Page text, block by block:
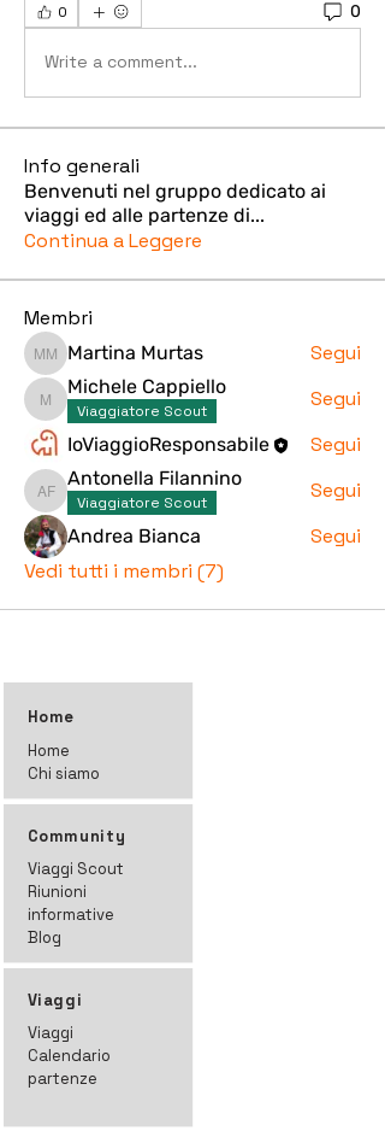
0 0
Write a comment...
Info generali
Benvenuti nel gruppo dedicato ai
viaggi ed alle partenze di...
Continua a Leggere
Membri
Martina Murtas
Martina Murtas Segui
Michele Cappiello
Michele Cappiello
Viaggiatore Scout Segui
IoViaggioResponsabile Segui
Antonella Filannino
Antonella Filannino
Viaggiatore Scout Segui
Andrea Bianca
Segui
Vedi tutti i membri (7)
Home
Home
Chi siamo
Community
Viaggi Scout
Riunioni
informative
Blog
Viaggi
Viaggi
Calendario
partenze